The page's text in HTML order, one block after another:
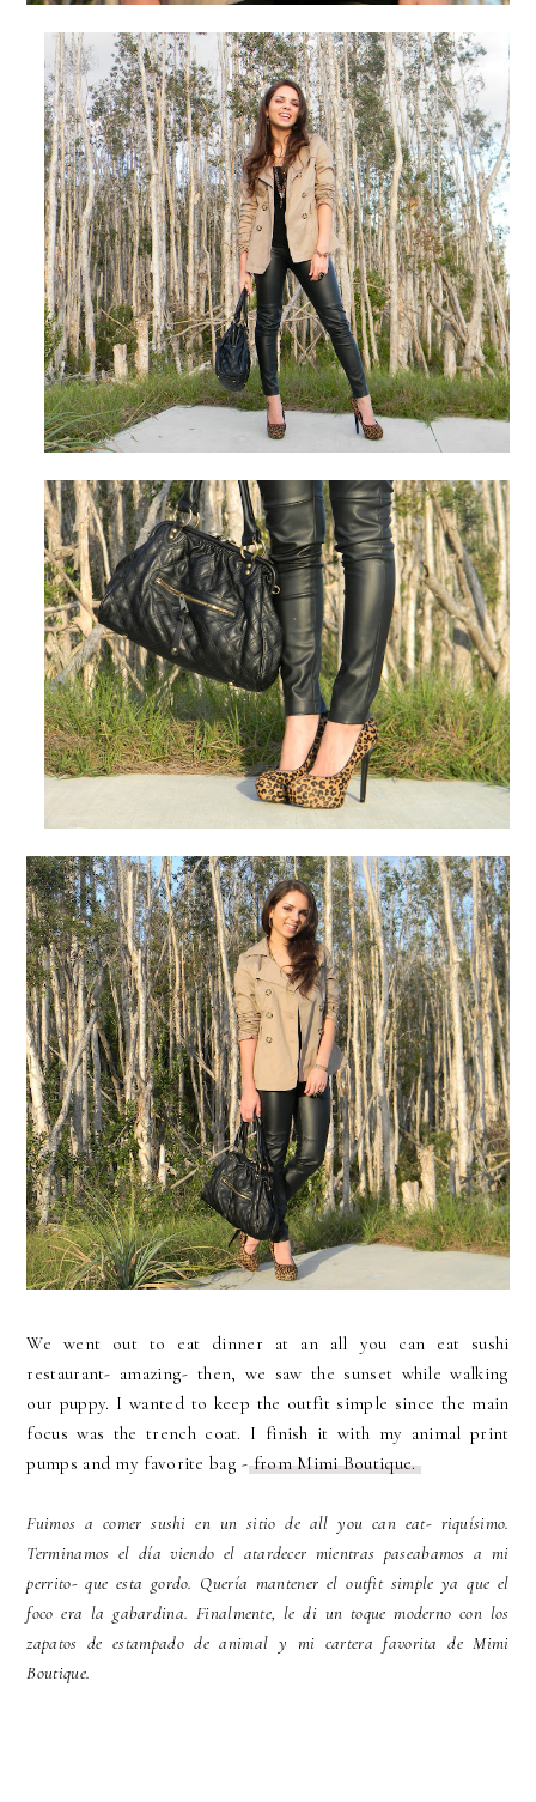
We went out to eat dinner at an all you can eat sushi
restaurant- amazing- then, we saw the sunset while walking
our puppy. I wanted to keep the outfit simple since the main
focus was the trench coat. I finish it with my animal print
pumps and my favorite bag -from Mimi Boutique.
Fuimos a comer sushi en un sitio de all you can eat- riquísimo.
Terminamos el día viendo el atardecer mientras paseabamos a mi
perrito- que esta gordo. Quería mantener el outfit simple ya que el
foco era la gabardina. Finalmente, le di un toque moderno con los
zapatos de estampado de animal y mi cartera favorita de Mimi
Boutique.